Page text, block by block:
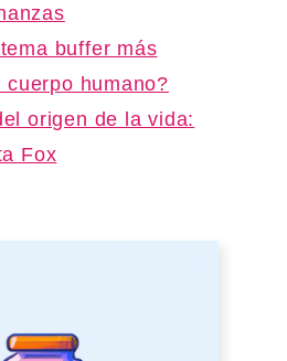
buffer más
humano?
origen de la vida:
Fox